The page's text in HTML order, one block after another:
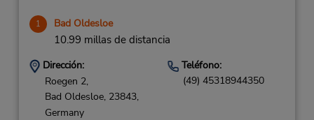
1 Bad Oldesloe
10.99 millas de distancia
Dirección:
Roegen 2,
Bad Oldesloe, 23843,
Germany
Teléfono:
(49) 45318944350